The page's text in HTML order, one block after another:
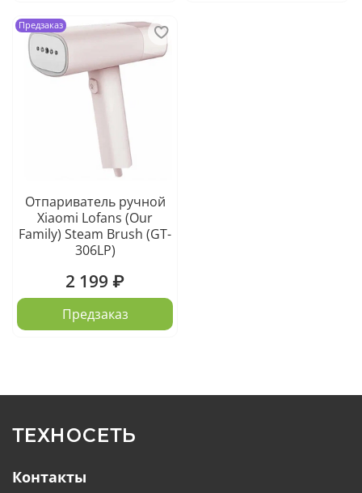
Предзаказ
Отпариватель ручной
Xiaomi Lofans (Our
Family) Steam Brush (GT-
306LP)
2 199 ₽
Предзаказ
ТЕХНОСЕТЬ
Контакты